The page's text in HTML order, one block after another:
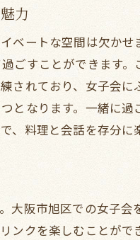
飲み放題ディナーでの失
女子会で人気の飲み放
飲み放題ディナーで思
参加者全員が満足した
思い出を彩るサプライズ
特別な日のディナーに
力
ベートな空間は欠か
ごすことができます
されており、女子会
となります。一緒に
、料理と会話を存分に
大阪市旭区での女子
ンクを楽しむことが